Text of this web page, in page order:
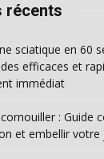
récents
sciatique en 60
efficaces et
immédiat
: Guide
et embellir votre